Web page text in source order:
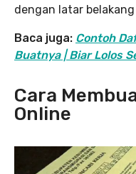
dengan latar
Baca juga: Contoh
Buatnya | Biar Lolos
Cara
Online